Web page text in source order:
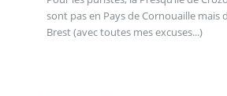
sont pas en Pays de Cornouaille mais
Brest (avec toutes mes excuses...)